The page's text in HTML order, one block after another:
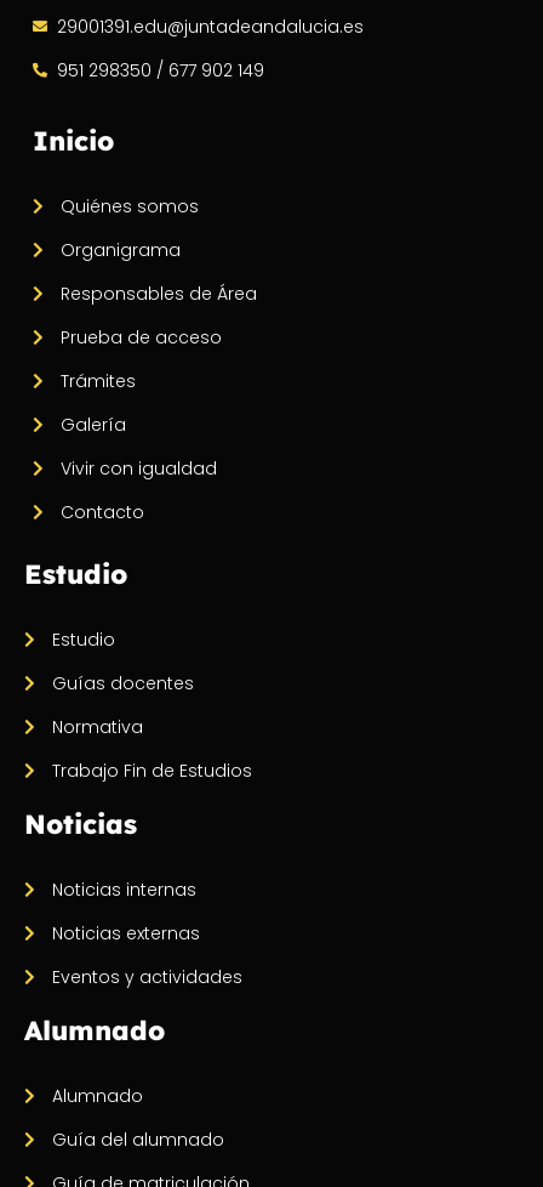
29001391.edu@juntadeandalucia.es
951 298350 / 677 902 149
Inicio
Quiénes somos
Organigrama
Responsables de Área
Prueba de acceso
Trámites
Galería
Vivir con igualdad
Contacto
Estudio
Estudio
Guías docentes
Normativa
Trabajo Fin de Estudios
Noticias
Noticias internas
Noticias externas
Eventos y actividades
Alumnado
Alumnado
Guía del alumnado